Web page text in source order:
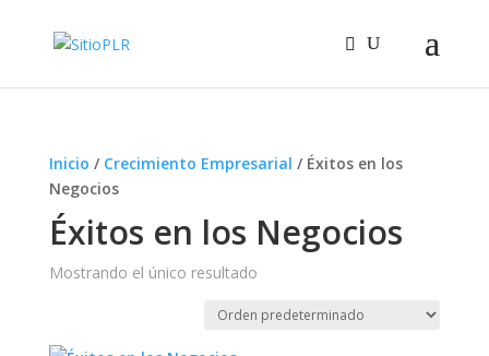
Inicio / Crecimiento Empresarial / Éxitos en los
Negocios
Éxitos en los Negocios
Mostrando el único resultado